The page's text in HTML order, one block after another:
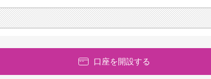
口座を開設する